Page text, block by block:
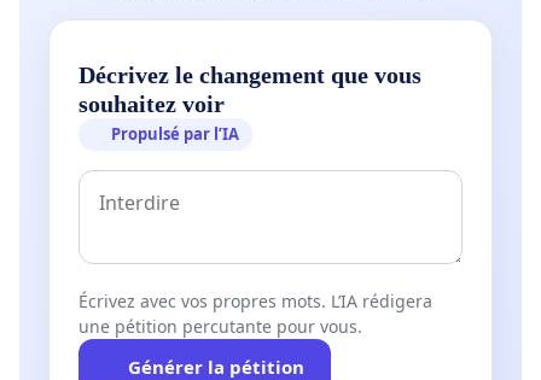
Décrivez le changement que vous
souhaitez voir
Propulsé par l’IA
Écrivez avec vos propres mots. L’IA rédigera
une pétition percutante pour vous.
Générer la pétition